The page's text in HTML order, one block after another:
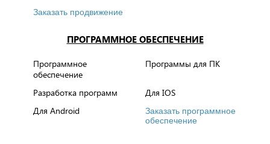
Заказать продвижение
ПРОГРАММНОЕ ОБЕСПЕЧЕНИЕ
Программное
обеспечение
Программы для ПК
Разработка программ
Для IOS
Для Android
Заказать программное
обеспечение